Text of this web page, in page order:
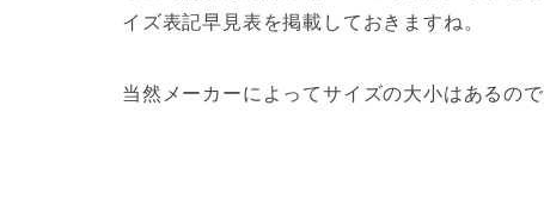
イズ表記早見表を掲載しておきますね。
当然メーカーによってサイズの大小はあるので